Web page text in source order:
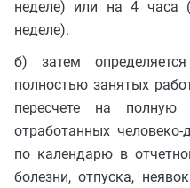
неделе) или на 4 часа
неделе).
б) затем
полностью занятых
пересчете на полную
отработанных
по календарю в
болезни, отпуска,